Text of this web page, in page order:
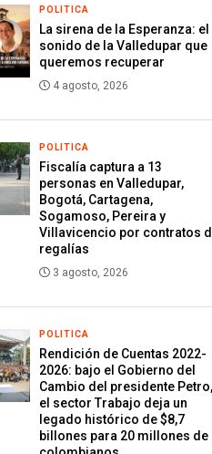
POLITICA
La sirena de la Esperanza: el
sonido de la Valledupar que
queremos recuperar
4 agosto, 2026
POLITICA
Fiscalía captura a 13
personas en Valledupar,
Bogotá, Cartagena,
Sogamoso, Pereira y
Villavicencio por contratos
regalías
3 agosto, 2026
POLITICA
Rendición de Cuentas 2022-
2026: bajo el Gobierno del
Cambio del presidente Petro,
el sector Trabajo deja un
legado histórico de $8,7
billones para 20 millones de